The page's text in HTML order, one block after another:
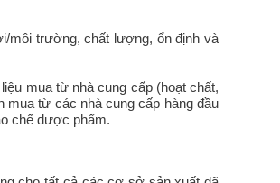
môi trường, chất lượng, ổn định và
mua từ nhà cung cấp (hoạt chất,
mua từ các nhà cung cấp hàng đầu
chế dược phẩm.